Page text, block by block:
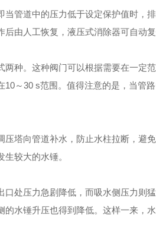
管道中的压力低于设定保护值时，
由人工恢复，液压式消除器可自动复
种。这种阀门可以根据需要在一定
～30 s范围。值得注意的是，当管
塔向管道补水，防止水柱拉断，避
较大的水锤。
处压力急剧降低，而吸水侧压力则
水锤升压也得到降低。这样一来，